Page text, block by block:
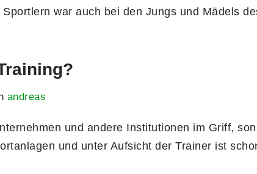
war auch bei den Jungs und Mädels
andreas
und andere Institutionen im Griff,
und unter Aufsicht der Trainer ist